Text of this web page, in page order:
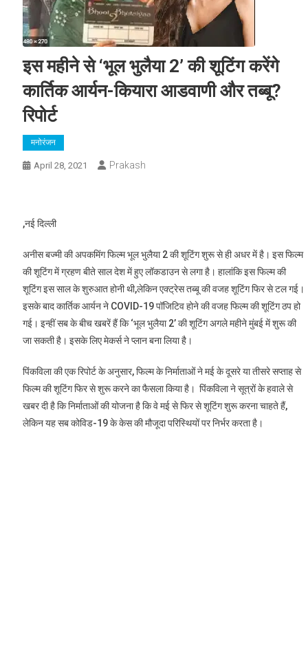
इस महीने से ‘भूल भुलैया 2’ की शूटिंग करेंगे
कार्तिक आर्यन-कियारा आडवाणी और तब्बू?
रिपोर्ट
मनोरंजन
April 28, 2021 Prakash
,नई दिल्ली
अनीस बज्मी की अपकमिंग फिल्म भूल भुलैया 2 की शूटिंग शुरू से ही अधर में है। इस फिल्म
की शूटिंग में ग्रहण बीते साल देश में हुए लॉकडाउन से लगा है। हालांकि इस फिल्म की
शूटिंग इस साल के शुरुआत होनी थी,लेकिन एक्ट्रेस तब्बू की वजह शूटिंग फिर से टल गई।
इसके बाद कार्तिक आर्यन ने COVID-19 पॉजिटिव होने की वजह फिल्म की शूटिंग ठप हो
गई। इन्हीं सब के बीच खबरें हैं कि ‘भूल भुलैया 2’ की शूटिंग अगले महीने मुंबई में शुरू की
जा सकती है। इसके लिए मेकर्स ने प्लान बना लिया है।
पिंकविला की एक रिपोर्ट के अनुसार, फिल्म के निर्माताओं ने मई के दूसरे या तीसरे सप्ताह से
फिल्म की शूटिंग फिर से शुरू करने का फैसला किया है। पिंकविला ने सूत्रों के हवाले से
खबर दी है कि निर्माताओं की योजना है कि वे मई से फिर से शूटिंग शुरू करना चाहते हैं,
लेकिन यह सब कोविड-19 के केस की मौजूदा परिस्थियों पर निर्भर करता है।